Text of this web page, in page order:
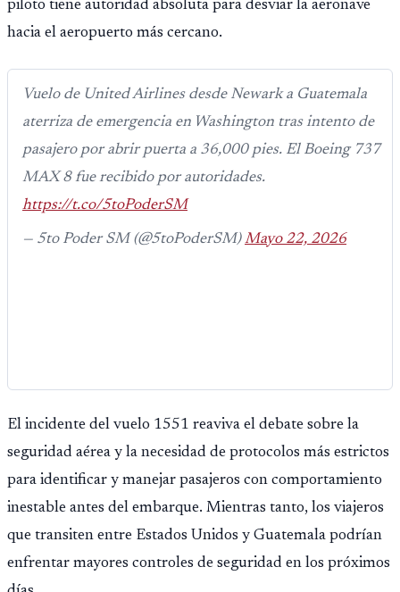
piloto tiene autoridad absoluta para desviar la aeronave
hacia el aeropuerto más cercano.
Vuelo de United Airlines desde Newark a Guatemala
aterriza de emergencia en Washington tras intento de
pasajero por abrir puerta a 36,000 pies. El Boeing 737
MAX 8 fue recibido por autoridades.
https://t.co/5toPoderSM
— 5to Poder SM (@5toPoderSM)Mayo 22, 2026
El incidente del vuelo 1551 reaviva el debate sobre la
seguridad aérea y la necesidad de protocolos más estrictos
para identificar y manejar pasajeros con comportamiento
inestable antes del embarque. Mientras tanto, los viajeros
que transiten entre Estados Unidos y Guatemala podrían
enfrentar mayores controles de seguridad en los próximos